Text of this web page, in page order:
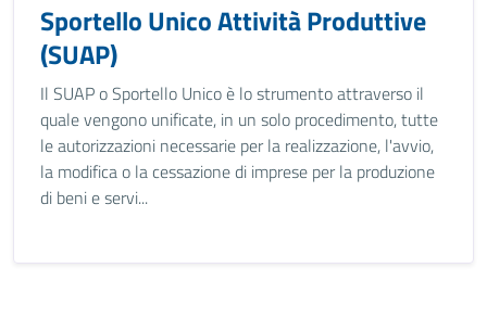
Sportello Unico Attività Produttive
(SUAP)
Il SUAP o Sportello Unico è lo strumento attraverso il
quale vengono unificate, in un solo procedimento, tutte
le autorizzazioni necessarie per la realizzazione, l'avvio,
la modifica o la cessazione di imprese per la produzione
di beni e servi...